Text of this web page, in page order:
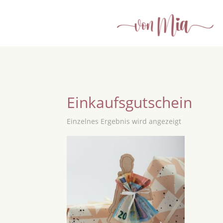
Einkaufsgutschein
Einzelnes Ergebnis wird angezeigt